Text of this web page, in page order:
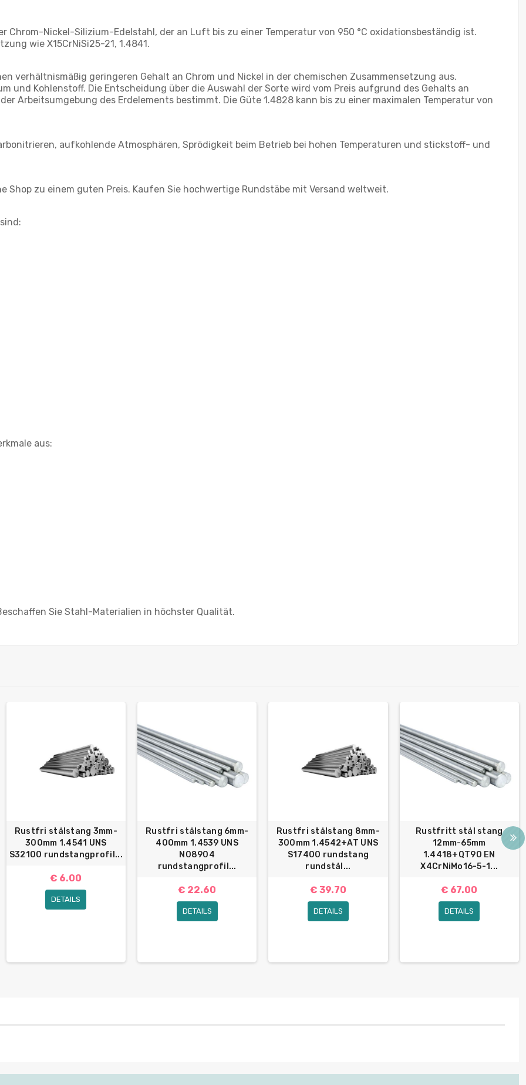
Chrom-Nickel-Silizium-Edelstahl, der an Luft bis zu einer Temperatur von 950 °C oxidationsbeständig ist.
wie X15CrNiSi25-21, 1.4841.
verhältnismäßig geringeren Gehalt an Chrom und Nickel in der chemischen Zusammensetzung aus.
und Kohlenstoff. Die Entscheidung über die Auswahl der Sorte wird vom Preis aufgrund des Gehalts an
Arbeitsumgebung des Erdelements bestimmt. Die Güte 1.4828 kann bis zu einer maximalen Temperatur von
aufkohlende Atmosphären, Sprödigkeit beim Betrieb bei hohen Temperaturen und stickstoff- und
Shop zu einem guten Preis. Kaufen Sie hochwertige Rundstäbe mit Versand weltweit.
aus:
Sie Stahl-Materialien in höchster Qualität.
Rustfri stålstang 3mm-
300mm 1.4541 UNS
S32100 rundstangprofil...
€ 6.00
DETAILS
Rustfri stålstang 6mm-
400mm 1.4539 UNS
N08904
rundstangprofil...
€ 22.60
DETAILS
Rustfri stålstang 8mm-
300mm 1.4542+AT UNS
S17400 rundstang
rundstål...
€ 39.70
DETAILS
Rustfritt stål stang
12mm-65mm
1.4418+QT90 EN
X4CrNiMo16-5-1...
€ 67.00
DETAILS